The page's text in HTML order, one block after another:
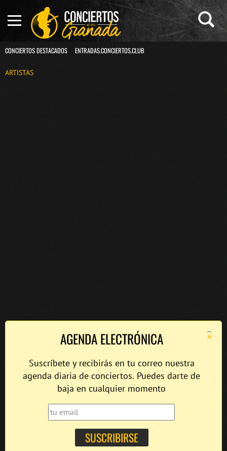
CONCIERTOS DESTACADOS ENTRADAS.CONCIERTOS.CLUB
ARTISTAS
×
AGENDA ELECTRÓNICA
Suscríbete y recibirás en tu correo nuestra
agenda diaria de conciertos. Puedes darte de
baja en cualquier momento